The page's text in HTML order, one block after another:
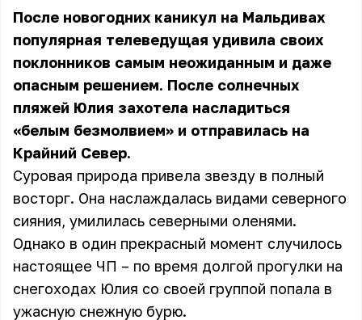
После новогодних каникул на Мальдивах
популярная телеведущая удивила своих
поклонников самым неожиданным и даже
опасным решением. После солнечных
пляжей Юлия захотела насладиться
«белым безмолвием» и отправилась на
Крайний Север.
Суровая природа привела звезду в полный
восторг. Она наслаждалась видами северного
сияния, умилилась северными оленями.
Однако в один прекрасный момент случилось
настоящее ЧП – по время долгой прогулки на
снегоходах Юлия со своей группой попала в
ужасную снежную бурю.